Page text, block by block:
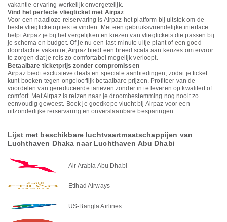
vakantie-ervaring werkelijk onvergetelijk.
Vind het perfecte vliegticket met Airpaz
Voor een naadloze reiservaring is Airpaz het platform bij uitstek om de
beste vliegticketopties te vinden. Met een gebruiksvriendelijke interface
helpt Airpaz je bij het vergelijken en kiezen van vliegtickets die passen bij
je schema en budget. Of je nu een last-minute uitje plant of een goed
doordachte vakantie, Airpaz biedt een breed scala aan keuzes om ervoor
te zorgen dat je reis zo comfortabel mogelijk verloopt.
Betaalbare ticketprijs zonder compromissen
Airpaz biedt exclusieve deals en speciale aanbiedingen, zodat je ticket
kunt boeken tegen ongelooflijk betaalbare prijzen. Profiteer van de
voordelen van gereduceerde tarieven zonder in te leveren op kwaliteit of
comfort. Met Airpaz is reizen naar je droombestemming nog nooit zo
eenvoudig geweest. Boek je goedkope vlucht bij Airpaz voor een
uitzonderlijke reiservaring en onverslaanbare besparingen.
Lijst met beschikbare luchtvaartmaatschappijen van
Luchthaven Dhaka naar Luchthaven Abu Dhabi
Air Arabia Abu Dhabi
Etihad Airways
US-Bangla Airlines